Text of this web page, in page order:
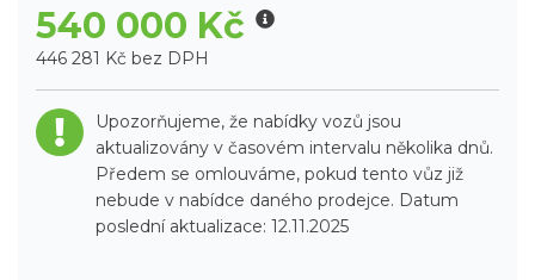
540 000 Kč
446 281 Kč bez DPH
Upozorňujeme, že nabídky vozů jsou
aktualizovány v časovém intervalu několika dnů.
Předem se omlouváme, pokud tento vůz již
nebude v nabídce daného prodejce. Datum
poslední aktualizace: 12.11.2025